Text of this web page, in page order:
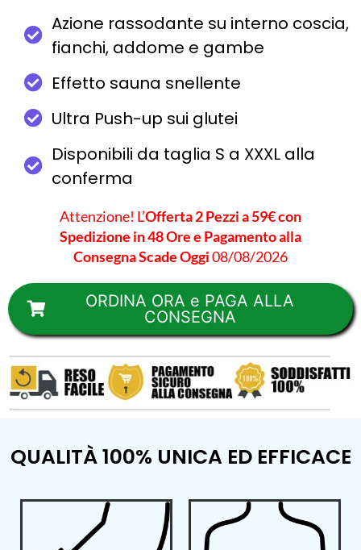
Azione rassodante su interno coscia,
fianchi, addome e gambe
Effetto sauna snellente
Ultra Push-up sui glutei
Disponibili da taglia S a XXXL alla
conferma
Attenzione! L’Offerta 2 Pezzi a 59€ con
Spedizione in 48 Ore e Pagamento alla
Consegna Scade Oggi08/08/2026
ORDINA ORA e PAGA ALLA
CONSEGNA
QUALITÀ 100% UNICA ED EFFICACE